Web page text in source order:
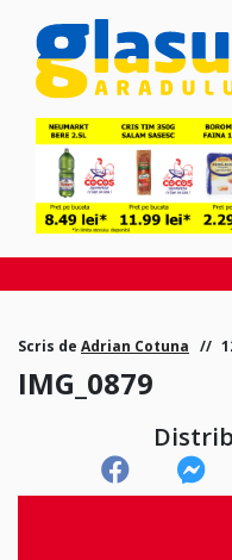
Scris de Adrian Cotuna
IMG_0879